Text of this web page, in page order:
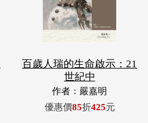
百歲人瑞的生命啟示：21
世紀中
作者：嚴嘉明
優惠價85折425元